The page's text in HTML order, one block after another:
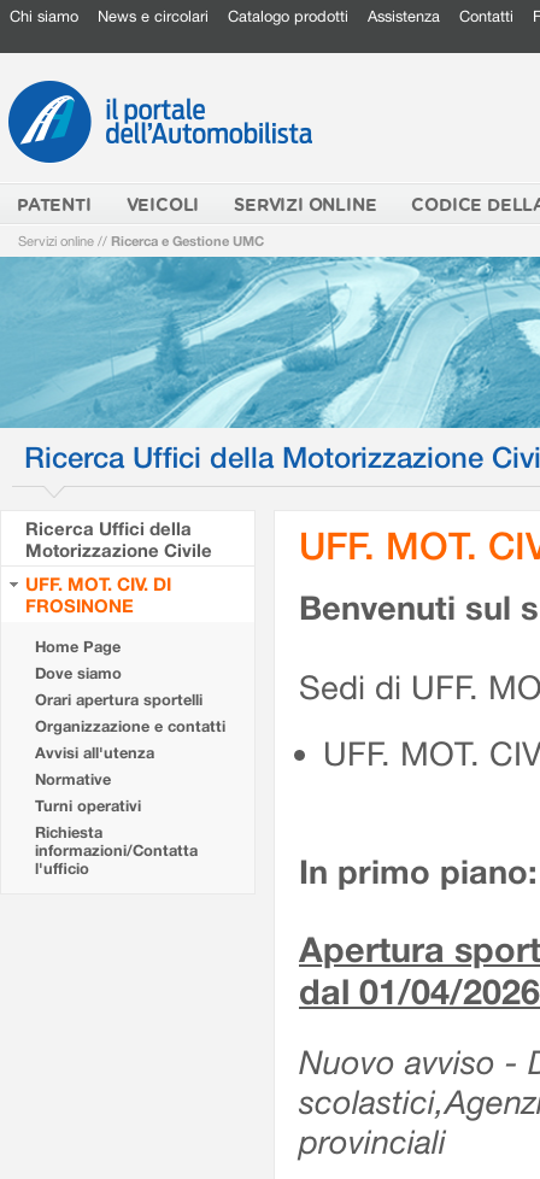
Chi siamo News e circolari Catalogo prodotti Assistenza Contatti
PATENTI VEICOLI SERVIZI ONLINE CODICE
Servizi online // Ricerca e Gestione UMC
Ricerca Uffici della Motorizzazione
Ricerca Uffici della
Motorizzazione Civile
UFF. MOT. CIV. DI
FROSINONE
Home Page
Dove siamo
Orari apertura sportelli
Organizzazione e contatti
Avvisi all'utenza
Normative
Turni operativi
Richiesta
informazioni/Contatta
l'ufficio
UFF. MOT.
Benvenuti sul
Sedi di UFF.
UFF. MOT.
In primo piano:
Apertura
dal 01/04/2026
Nuovo avviso -
provinciali